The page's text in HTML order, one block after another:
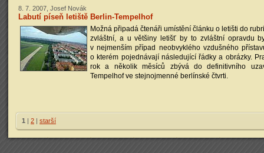
8. 7. 2007, Josef Novák
Labutí píseň letiště Berlin-Tempelhof
Možná připadá čtenáři umístění článku o letišti do
zvláštní, a u většiny letišť by to zvláštní opravdu
v nejmenším případ neobvyklého vzdušného
o kterém pojednávají následující řádky a obrázky.
rok a několik měsíců zbývá do definitivního
Tempelhof ve stejnojmenné berlínské čtvrti.
1 | 2 | starší